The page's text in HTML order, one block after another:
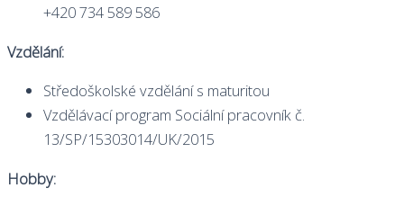
+420 734 589 586
Vzdělání:
Středoškolské vzdělání s maturitou
Vzdělávací program Sociální pracovník č.
13/SP/15303014/UK/2015
Hobby: